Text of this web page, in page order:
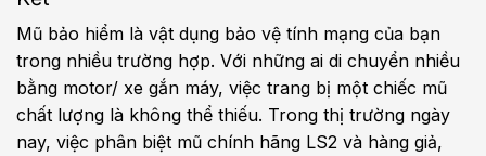
Mũ bảo hiểm là vật dụng bảo vệ tính mạng của bạn
trong nhiều trường hợp. Với những ai di chuyển nhiều
bằng motor/ xe gắn máy, việc trang bị một chiếc mũ
chất lượng là không thể thiếu. Trong thị trường ngày
nay, việc phân biệt mũ chính hãng LS2 và hàng giả,